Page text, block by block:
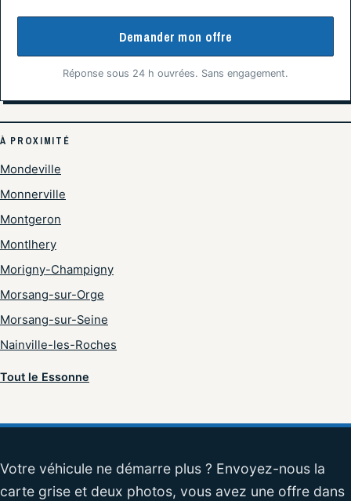
Demander mon offre
Réponse sous 24 h ouvrées. Sans engagement.
À PROXIMITÉ
Mondeville
Monnerville
Montgeron
Montlhery
Morigny-Champigny
Morsang-sur-Orge
Morsang-sur-Seine
Nainville-les-Roches
Tout le Essonne
Votre véhicule ne démarre plus ? Envoyez-nous la
carte grise et deux photos, vous avez une offre dans